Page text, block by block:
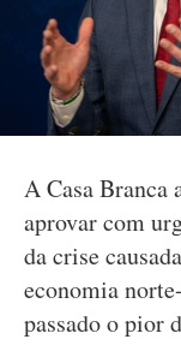
A Casa Branca
aprovar com
da crise
economia
passado o pior